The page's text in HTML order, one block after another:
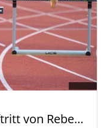
Eugene Tag 2: Starker Auftritt von Rebekka Feirle bei der U20-WM